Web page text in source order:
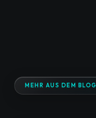
MEHR AUS DEM BLOG